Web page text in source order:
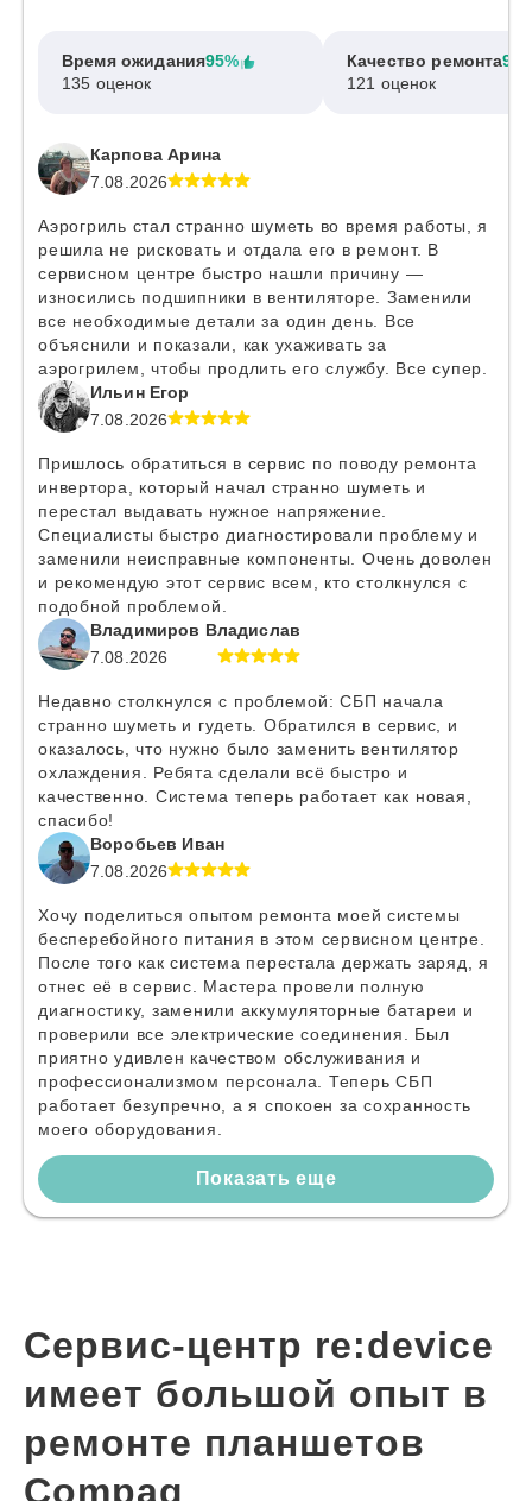
Время ожидания95%
135 оценок
Качество ремонта
121 оценок
Карпова Арина
7.08.2026
Аэрогриль стал странно шуметь во время работы, я
решила не рисковать и отдала его в ремонт. В
сервисном центре быстро нашли причину —
износились подшипники в вентиляторе. Заменили
все необходимые детали за один день. Все
объяснили и показали, как ухаживать за
аэрогрилем, чтобы продлить его службу. Все супер.
Ильин Егор
7.08.2026
Пришлось обратиться в сервис по поводу ремонта
инвертора, который начал странно шуметь и
перестал выдавать нужное напряжение.
Специалисты быстро диагностировали проблему и
заменили неисправные компоненты. Очень доволен
и рекомендую этот сервис всем, кто столкнулся с
подобной проблемой.
Владимиров Владислав
7.08.2026
Недавно столкнулся с проблемой: СБП начала
странно шуметь и гудеть. Обратился в сервис, и
оказалось, что нужно было заменить вентилятор
охлаждения. Ребята сделали всё быстро и
качественно. Система теперь работает как новая,
спасибо!
Воробьев Иван
7.08.2026
Хочу поделиться опытом ремонта моей системы
бесперебойного питания в этом сервисном центре.
После того как система перестала держать заряд, я
отнес её в сервис. Мастера провели полную
диагностику, заменили аккумуляторные батареи и
проверили все электрические соединения. Был
приятно удивлен качеством обслуживания и
профессионализмом персонала. Теперь СБП
работает безупречно, а я спокоен за сохранность
моего оборудования.
Показать еще
Сервис-центр re:device
имеет большой опыт в
ремонте планшетов
Compaq